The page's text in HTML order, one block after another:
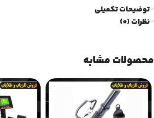
توضیحات تکمیلی
نظرات (0)
محصولات مشابه